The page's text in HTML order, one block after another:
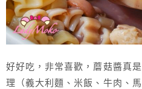
好好吃，非常喜歡，蘑菇醬真
理（義大利麵、米飯、牛肉、